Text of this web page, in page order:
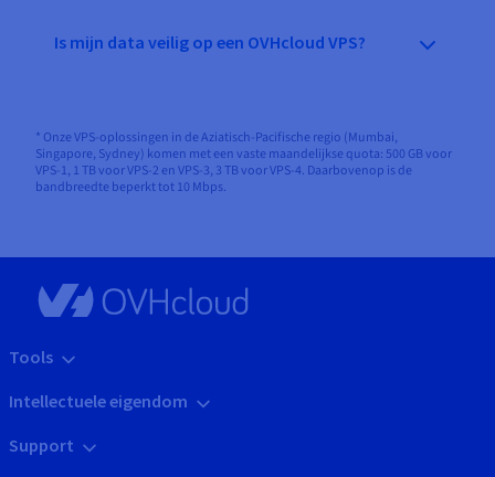
Is mijn data veilig op een OVHcloud VPS?
* Onze VPS-oplossingen in de Aziatisch-Pacifische regio (Mumbai,
Singapore, Sydney) komen met een vaste maandelijkse quota: 500 GB voor
VPS-1, 1 TB voor VPS-2 en VPS-3, 3 TB voor VPS-4. Daarbovenop is de
bandbreedte beperkt tot 10 Mbps.
Tools
Intellectuele eigendom
Support